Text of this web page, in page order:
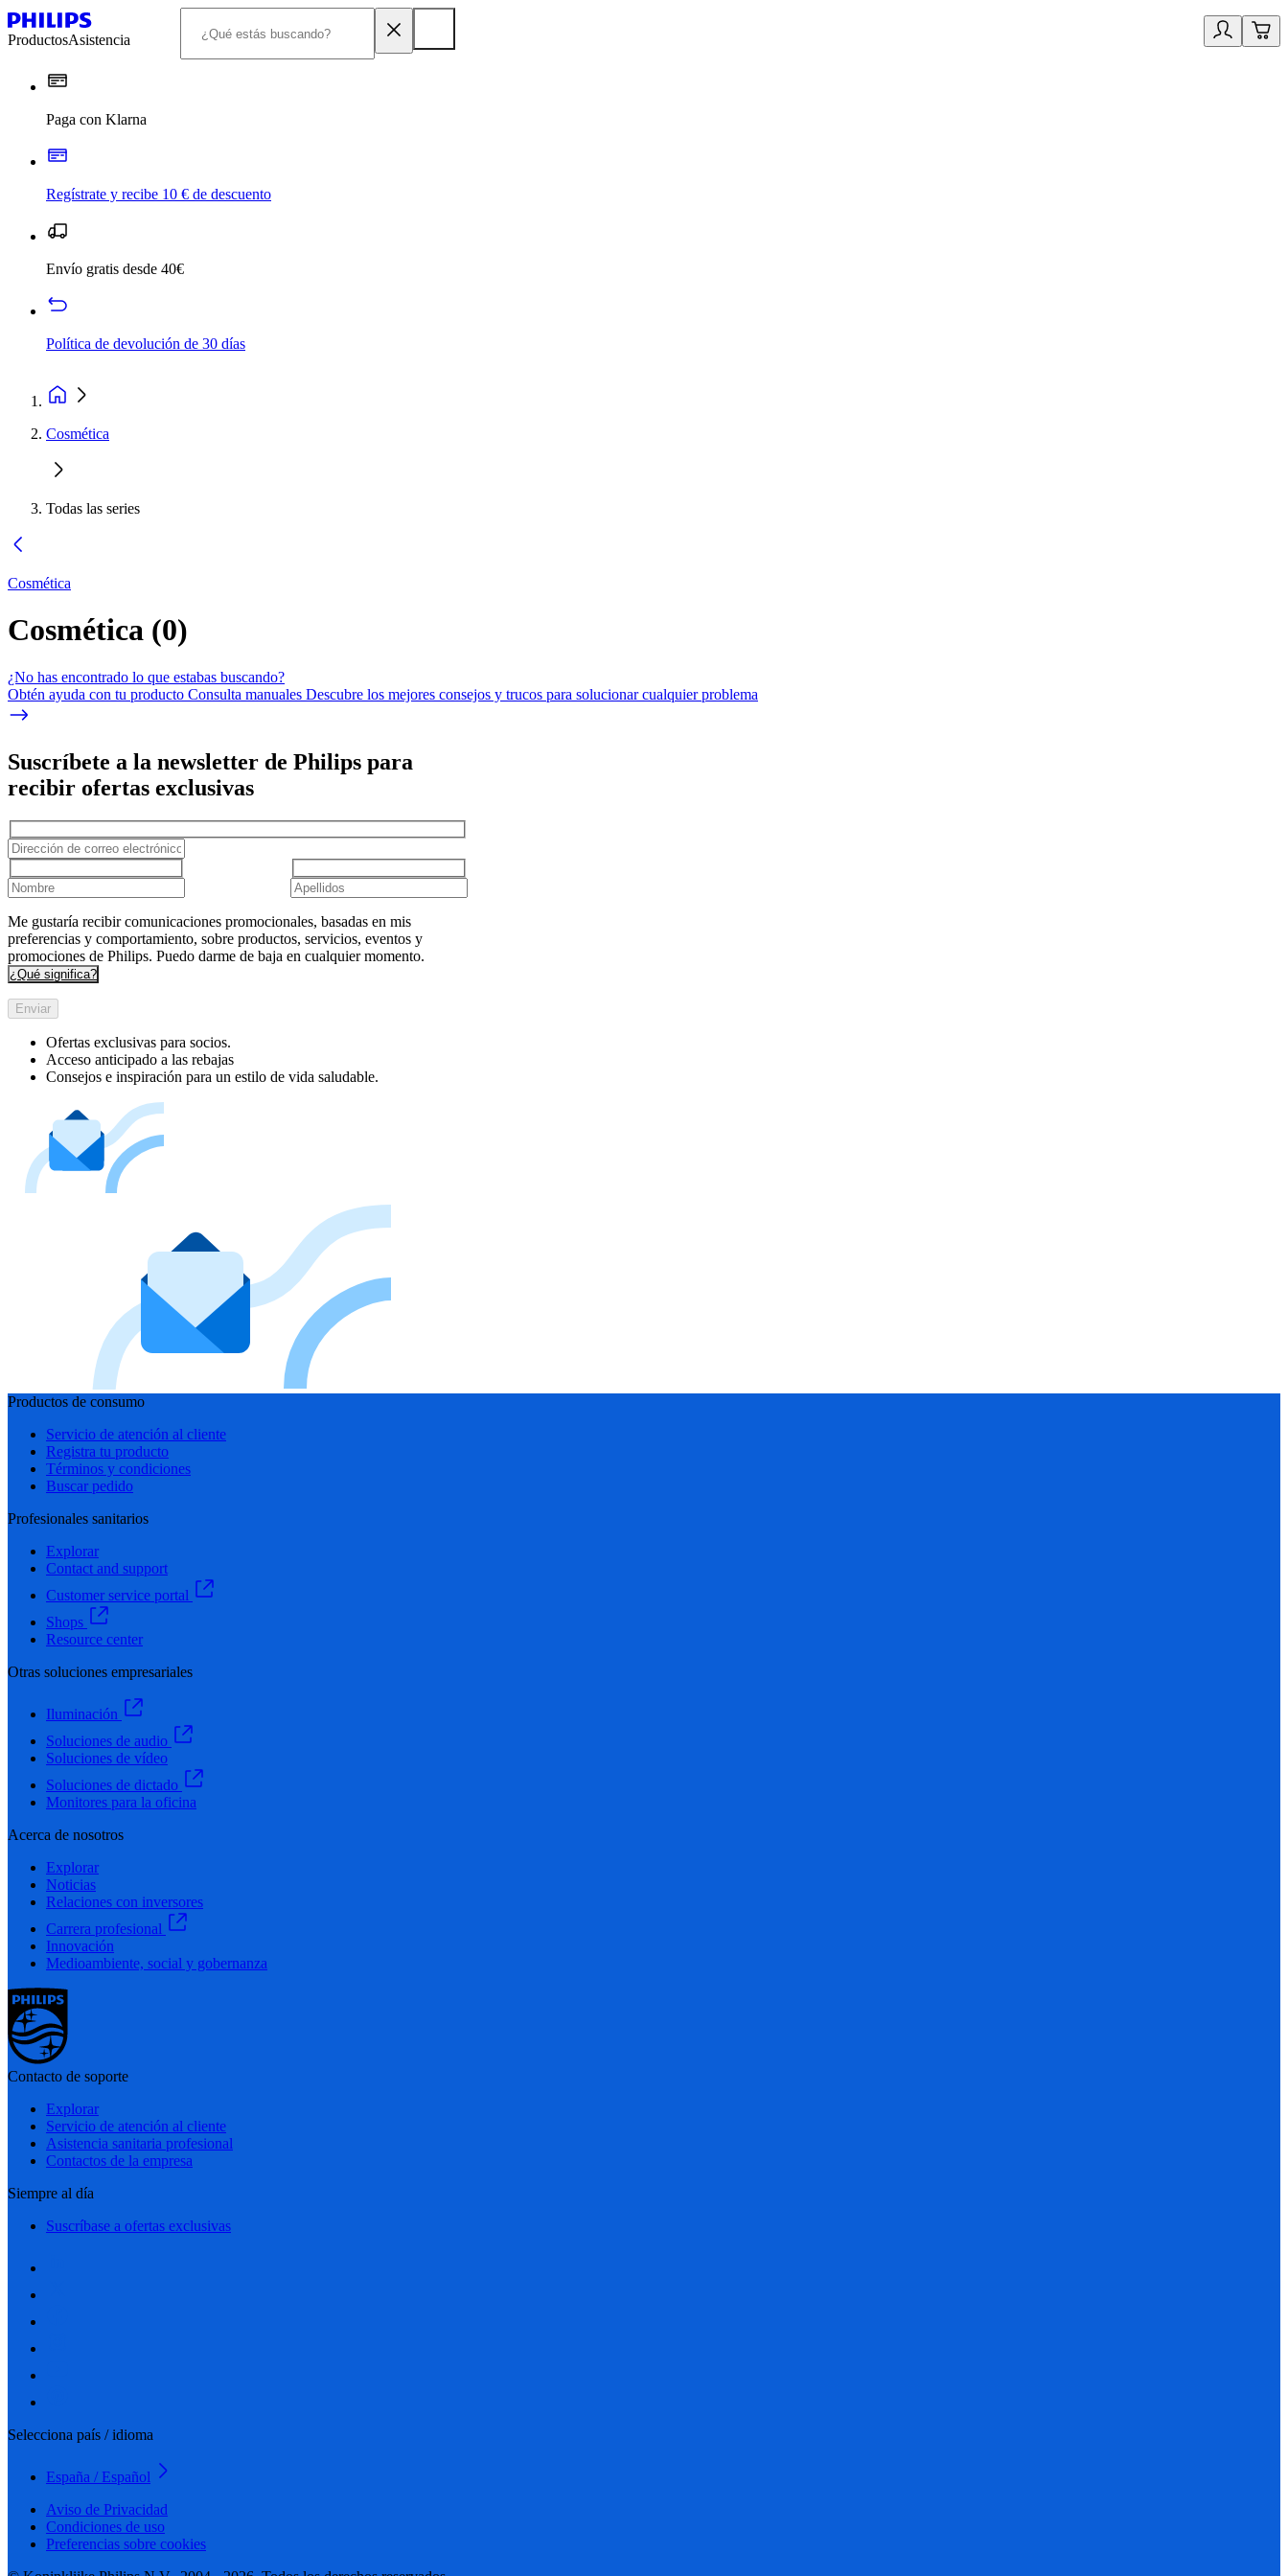
ProductosAsistencia
Paga con Klarna
Regístrate y recibe 10 € de descuento
Envío gratis desde 40€
Política de devolución de 30 días
Cosmética
Todas las series
Cosmética
Cosmética (0)
¿No has encontrado lo que estabas buscando?
Obtén ayuda con tu producto Consulta manuales Descubre los mejores consejos y trucos para solucionar cualquier problema
Suscríbete a la newsletter de Philips para
recibir ofertas exclusivas
Me gustaría recibir comunicaciones promocionales, basadas en mis
preferencias y comportamiento, sobre productos, servicios, eventos y
promociones de Philips. Puedo darme de baja en cualquier momento.
¿Qué significa?
Enviar
Ofertas exclusivas para socios.
Acceso anticipado a las rebajas
Consejos e inspiración para un estilo de vida saludable.
Productos de consumo
Servicio de atención al cliente
Registra tu producto
Términos y condiciones
Buscar pedido
Profesionales sanitarios
Explorar
Contact and support
Customer service portal
Shops
Resource center
Otras soluciones empresariales
Iluminación
Soluciones de audio
Soluciones de vídeo
Soluciones de dictado
Monitores para la oficina
Acerca de nosotros
Explorar
Noticias
Relaciones con inversores
Carrera profesional
Innovación
Medioambiente, social y gobernanza
Contacto de soporte
Explorar
Servicio de atención al cliente
Asistencia sanitaria profesional
Contactos de la empresa
Siempre al día
Suscríbase a ofertas exclusivas
Selecciona país / idioma
España / Español
Aviso de Privacidad
Condiciones de uso
Preferencias sobre cookies